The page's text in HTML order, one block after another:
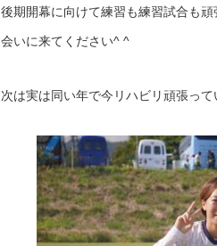
後期開幕に向けて練習も練習試合も
会いに来てください^ ^
次は実は同い年で今リハビリ頑張って